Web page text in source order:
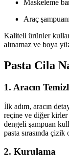
Maskeleme
Araç
Kaliteli ürünler
alınamaz ve boya
Pasta Cila
1. Aracın
İlk adım, aracın
reçine ve diğer
dengeli şampuan
pasta sırasında
2. Kurulama